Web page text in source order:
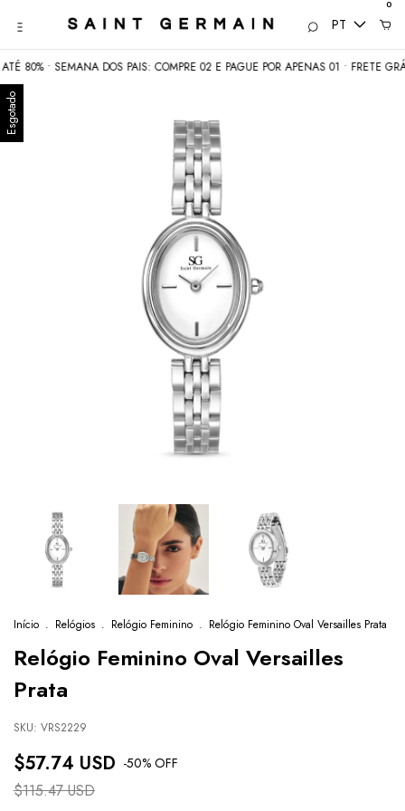
PT
0
SEMANA DOS PAIS: COMPRE 02 E PAGUE POR APENAS 01 • FRETE GRÁTIS
Esgotado
Início . Relógios . Relógio Feminino . Relógio Feminino Oval Versailles Prata
Relógio Feminino Oval Versailles
Prata
SKU: VRS2229
$57.74 USD -50% OFF
$115.47 USD